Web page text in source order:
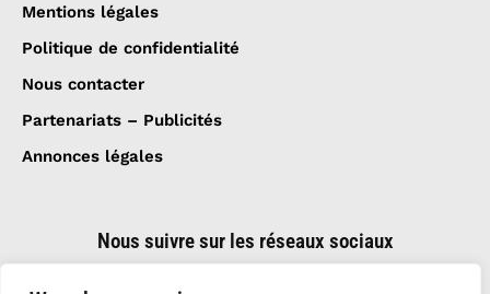
Mentions légales
Politique de confidentialité
Nous contacter
Partenariats – Publicités
Annonces légales
Nous suivre sur les réseaux sociaux